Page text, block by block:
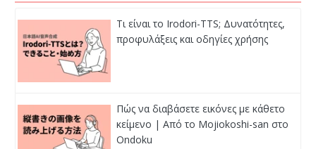
Τι είναι το Irodori-TTS; Δυνατότητες,
προφυλάξεις και οδηγίες χρήσης
Πώς να διαβάσετε εικόνες με κάθετο
κείμενο | Από το Mojiokoshi-san στο
Ondoku